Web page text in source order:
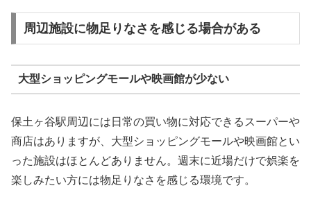
周辺施設に物足りなさを感じる場合がある
大型ショッピングモールや映画館が少ない
保土ヶ谷駅周辺には日常の買い物に対応できるスーパーや
商店はありますが、大型ショッピングモールや映画館とい
った施設はほとんどありません。週末に近場だけで娯楽を
楽しみたい方には物足りなさを感じる環境です。